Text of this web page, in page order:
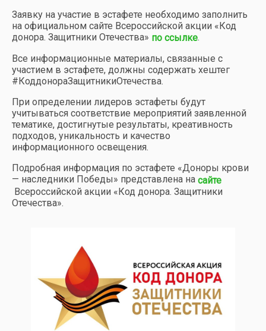
Заявку на участие в эстафете необходимо заполнить
на официальном сайте Всероссийской акции «Код
донора. Защитники Отечества» по ссылке.
Все информационные материалы, связанные с
участием в эстафете, должны содержать хештег
#КоддонораЗащитникиОтечества.
При определении лидеров эстафеты будут
учитываться соответствие мероприятий заявленной
тематике, достигнутые результаты, креативность
подходов, уникальность и качество
информационного освещения.
Подробная информация по эстафете «Доноры крови
— наследники Победы» представлена на сайте
Всероссийской акции «Код донора. Защитники
Отечества».